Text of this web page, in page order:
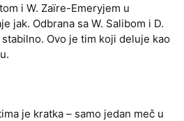
i W. Zaïre-Emeryjem u
jak. Odbrana sa W. Salibom i D.
Ovo je tim koji deluje kao
je kratka – samo jedan meč u